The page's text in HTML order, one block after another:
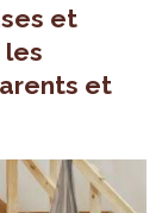
et
et